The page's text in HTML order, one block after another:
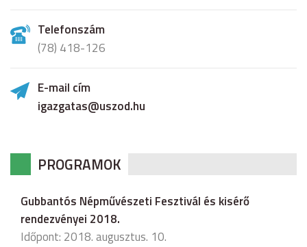
Telefonszám
(78) 418-126
E-mail cím
igazgatas@uszod.hu
PROGRAMOK
Gubbantós Népművészeti Fesztivál és kisérő
rendezvényei 2018.
Időpont: 2018. augusztus. 10.